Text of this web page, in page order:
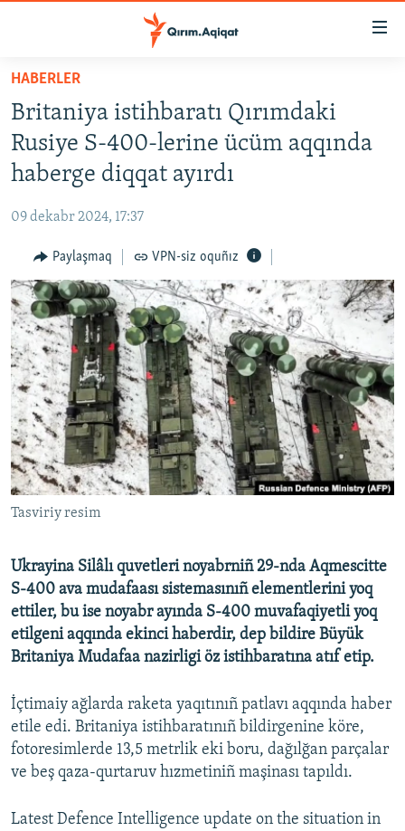
Esas
qaytmaq
Baş
navigatsiyağa
qaytmaq
Qıdıruvğa
İQTİSADİYAT
MEDENİYET
İNSAN AQLARI
VİDEO
SÜRET
BLOGLAR
FİKİR
Русский
Українською
QOŞULIÑIZ!
RFE/RS bütün saytları
HABERLER
Britaniya istihbaratı Qırımdaki
Rusiye S-400-lerine ücüm aqqında
haberge diqqat ayırdı
09 dekabr 2024, 17:37
Paylaşmaq VPN-siz oquñız
Tasviriy resim
Ukrayina Silâlı quvetleri noyabrniñ 29-nda Aqmescitte
S-400 ava mudafaası sistemasınıñ elementlerini yoq
ettiler, bu ise noyabr ayında S-400 muvafaqiyetli yoq
etilgeni aqqında ekinci haberdir, dep bildire Büyük
Britaniya Mudafaa nazirligi öz istihbaratına atıf etip.
İçtimaiy ağlarda raketa yaqıtınıñ patlavı aqqında haber
etile edi. Britaniya istihbaratınıñ bildirgenine köre,
fotoresimlerde 13,5 metrlik eki boru, dağılğan parçalar
ve beş qaza-qurtaruv hızmetiniñ maşinası tapıldı.
Latest Defence Intelligence update on the situation in